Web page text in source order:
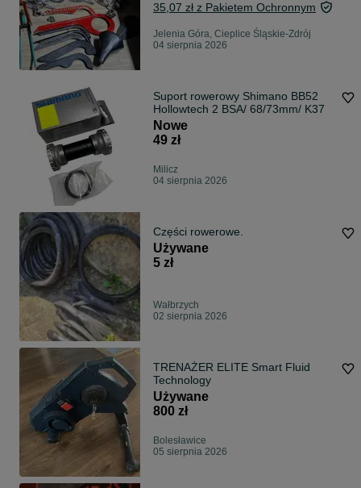
35,07 zł z Pakietem Ochronnym
Jelenia Góra, Cieplice Śląskie-Zdrój
04 sierpnia 2026
Suport rowerowy Shimano BB52
Hollowtech 2 BSA/ 68/73mm/ K37
Nowe
49 zł
Milicz
04 sierpnia 2026
Części rowerowe.
Używane
5 zł
Wałbrzych
02 sierpnia 2026
TRENAŻER ELITE Smart Fluid
Technology
Używane
800 zł
Bolesławice
05 sierpnia 2026